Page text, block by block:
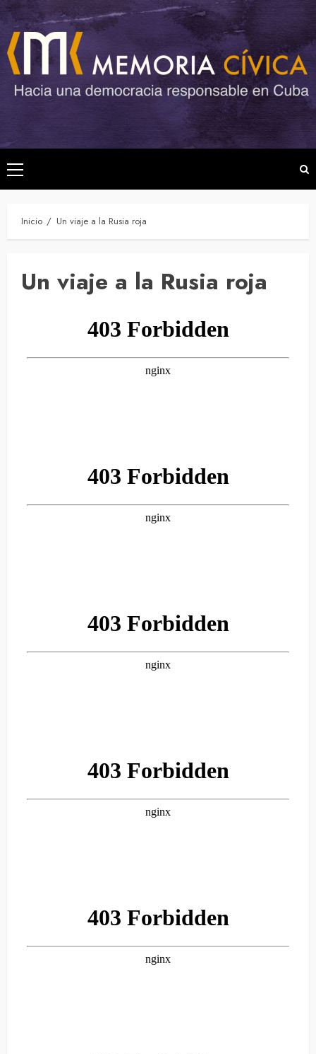
Saltar
al
contenido
Menú
principal
Inicio Un viaje a la Rusia roja
Un viaje a la Rusia roja